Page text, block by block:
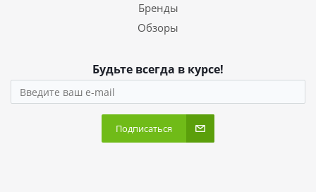
Бренды
Обзоры
Будьте всегда в курсе!
Подписаться